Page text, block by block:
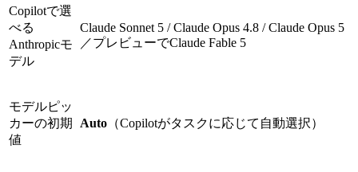
Copilotで選
べる
Anthropicモ
デル
Claude Sonnet 5 / Claude Opus 4.8 / Claude Opus 5
／プレビューでClaude Fable 5
モデルピッ
カーの初期
値
Auto （Copilotがタスクに応じて自動選択）